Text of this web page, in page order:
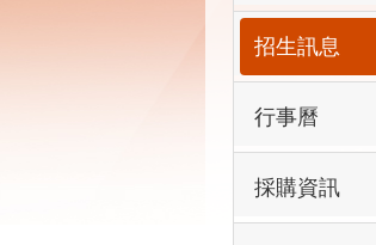
招生訊息
行事曆
採購資訊